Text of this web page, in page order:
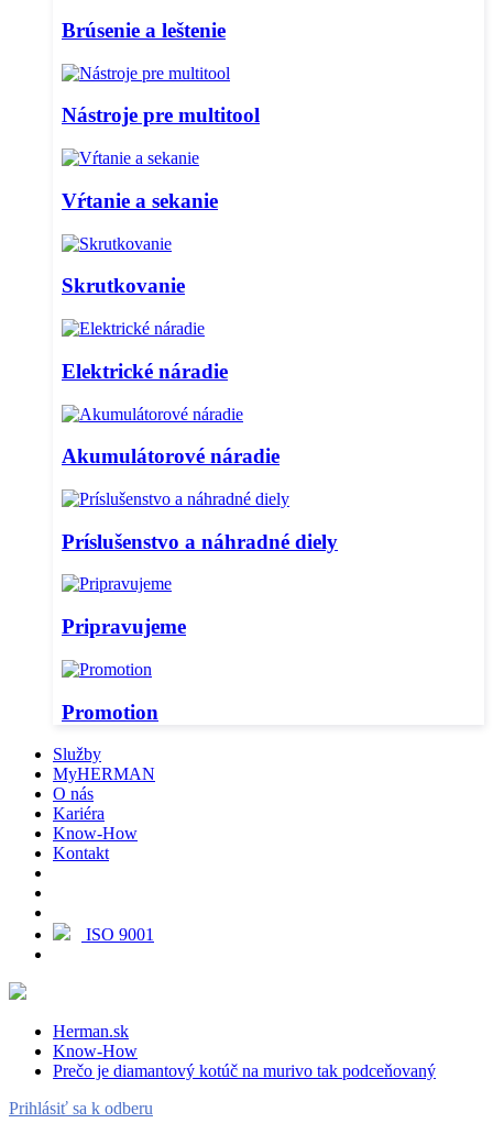
Brúsenie a leštenie
Nástroje pre multitool
Vŕtanie a sekanie
Skrutkovanie
Elektrické náradie
Akumulátorové náradie
Príslušenstvo a náhradné diely
Pripravujeme
Promotion
Služby
MyHERMAN
O nás
Kariéra
Know-How
Kontakt
ISO 9001
Herman.sk
Know-How
Prečo je diamantový kotúč na murivo tak podceňovaný
Prihlásiť sa k odberu